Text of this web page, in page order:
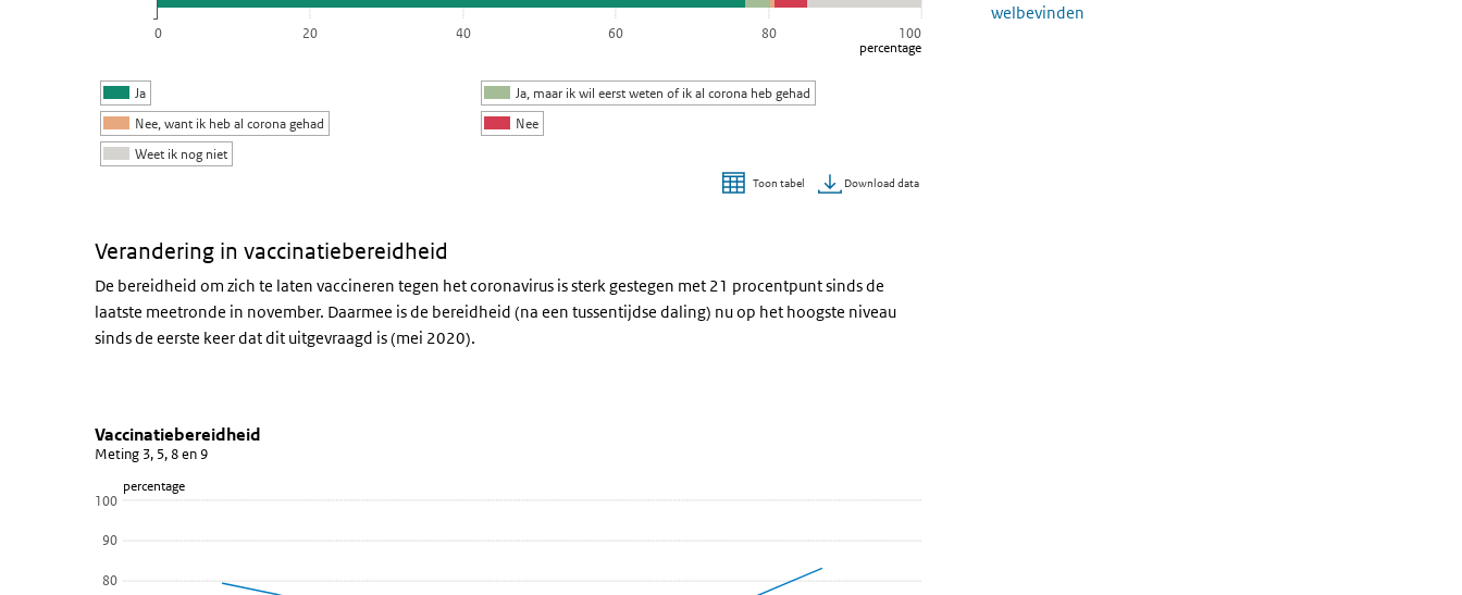
De grafiek heeft 1 X-as die categories weergeeft.
De grafiek heeft 1 Y-as die percentage weergeeft.
percentage
Ja
Ja, maar ik wil eerst weten of ik al corona heb gehad
Nee, want ik heb al corona gehad
Nee
Weet ik nog niet
0 20 40 60 80 100
Toon tabel Download data
Verandering in vaccinatiebereidheid
De bereidheid om zich te laten vaccineren tegen het coronavirus is sterk gestegen met 21 procentpunt sinds de
laatste meetronde in november. Daarmee is de bereidheid (na een tussentijdse daling) nu op het hoogste niveau
sinds de eerste keer dat dit uitgevraagd is (mei 2020).
Vaccinatiebereidheid trend
Sla de grafiek 'Vaccinatiebereidheid' over en ga naar de datatabel
Vaccinatiebereidheid
Meting 3, 5, 8 en 9
De grafiek heeft 1 Y-as die percentage weergeeft.
percentage
Vaccinatiebereidheid
Meting 3, 5, 8 en 9
80
90
100
welbevinden